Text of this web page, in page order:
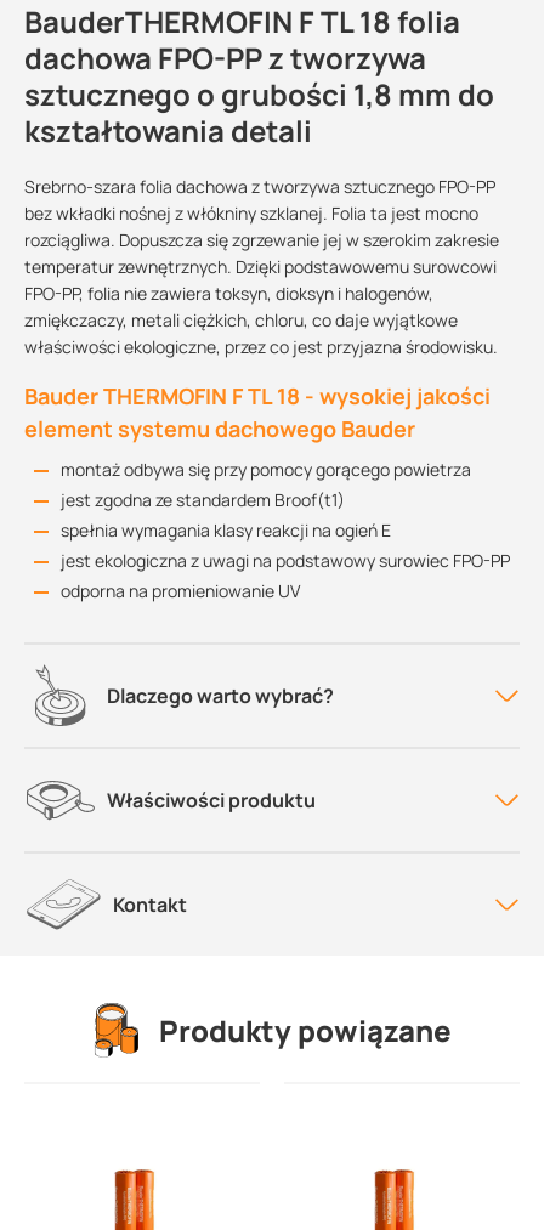
BauderTHERMOFIN F TL 18 folia
dachowa FPO-PP z tworzywa
sztucznego o grubości 1,8 mm do
kształtowania detali
Srebrno-szara folia dachowa z tworzywa sztucznego FPO-PP
bez wkładki nośnej z włókniny szklanej. Folia ta jest mocno
rozciągliwa. Dopuszcza się zgrzewanie jej w szerokim zakresie
temperatur zewnętrznych. Dzięki podstawowemu surowcowi
FPO-PP, folia nie zawiera toksyn, dioksyn i halogenów,
zmiękczaczy, metali ciężkich, chloru, co daje wyjątkowe
właściwości ekologiczne, przez co jest przyjazna środowisku.
Bauder THERMOFIN F TL 18 - wysokiej jakości
element systemu dachowego Bauder
montaż odbywa się przy pomocy gorącego powietrza
jest zgodna ze standardem Broof(t1)
spełnia wymagania klasy reakcji na ogień E
jest ekologiczna z uwagi na podstawowy surowiec FPO-PP
odporna na promieniowanie UV
Dlaczego warto wybrać?
Właściwości produktu
Kontakt
Produkty powiązane